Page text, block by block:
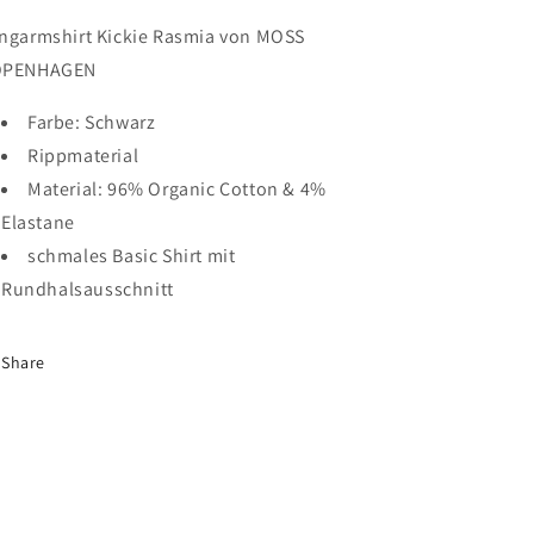
Kickie Rasmia von MOSS
Farbe: Schwarz
Rippmaterial
Material: 96% Organic Cotton & 4%
Elastane
schmales Basic Shirt mit
Rundhalsausschnitt
Share